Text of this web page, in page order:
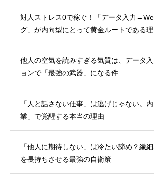
対人ストレス0で稼ぐ！「データ入力
グ」が内向型にとって黄金ルートである
他人の空気を読みすぎる気質は、データ
ョンで「最強の武器」になる件
「人と話さない仕事」は逃げじゃない。
業」で覚醒する本当の理由
「他人に期待しない」は冷たい諦め？繊
を長持ちさせる最強の自衛策